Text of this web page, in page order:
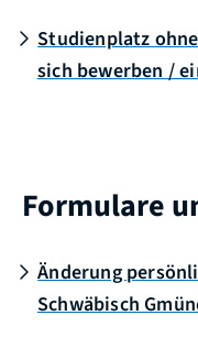
Studienplatz
sich bewerben /
Formulare
Änderung
Schwäbisch